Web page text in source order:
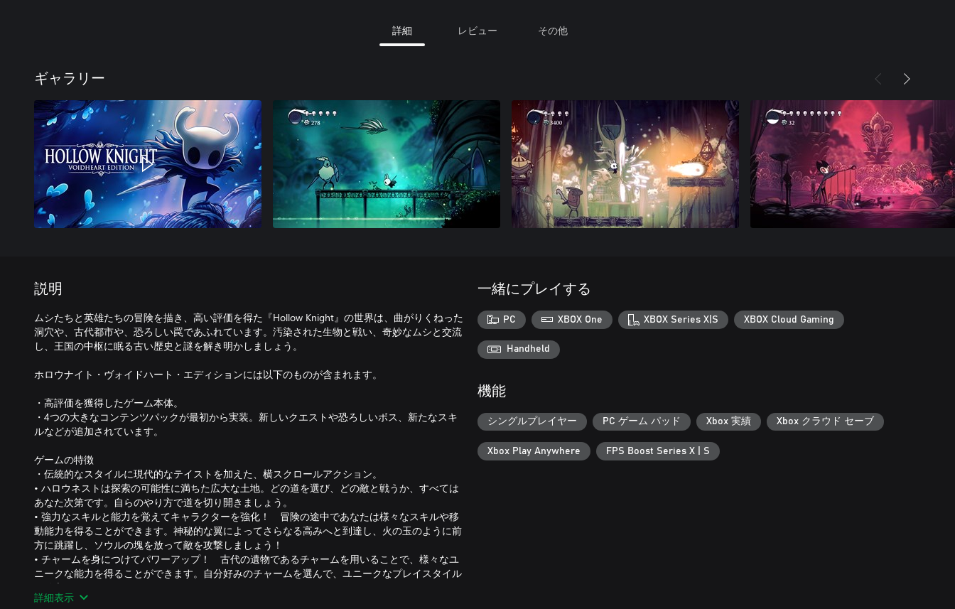
詳細 レビュー その他
ギャラリー
説明
ムシたちと英雄たちの冒険を描き、高い評価を得た『Hollow Knight』の世界は、曲がりくねった
洞穴や、古代都市や、恐ろしい罠であふれています。汚染された生物と戦い、奇妙なムシと交流
し、王国の中枢に眠る古い歴史と謎を解き明かしましょう。
ホロウナイト・ヴォイドハート・エディションには以下のものが含まれます。
・高評価を獲得したゲーム本体。
・4つの大きなコンテンツパックが最初から実装。新しいクエストや恐ろしいボス、新たなスキ
ルなどが追加されています。
ゲームの特徴
・伝統的なスタイルに現代的なテイストを加えた、横スクロールアクション。
• ハロウネストは探索の可能性に満ちた広大な土地。どの道を選び、どの敵と戦うか、すべては
あなた次第です。自らのやり方で道を切り開きましょう。
• 強力なスキルと能力を覚えてキャラクターを強化！ 冒険の途中であなたは様々なスキルや移
動能力を得ることができます。神秘的な翼によってさらなる高みへと到達し、火の玉のように前
方に跳躍し、ソウルの塊を放って敵を攻撃しましょう！
• チャームを身につけてパワーアップ！ 古代の遺物であるチャームを用いることで、様々なユ
ニークな能力を得ることができます。自分好みのチャームを選んで、ユニークなプレイスタイル
を確立しましょう！
• 伝統的なコマ割り手法の2Dアニメーションによって描かれる、可愛らしくて不気味なキャラク
詳細表示
一緒にプレイする
PC XBOX One XBOX Series X|S XBOX Cloud Gaming
Handheld
機能
シングルプレイヤー PC ゲーム パッド Xbox 実績 Xbox クラウド セーブ
Xbox Play Anywhere FPS Boost Series X | S